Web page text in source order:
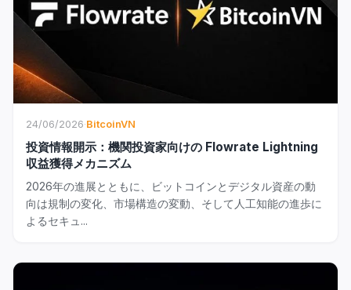
24/06/2026·BitcoinVN
投資情報開示：機関投資家向けの Flowrate Lightning
収益獲得メカニズム
2026年の進展とともに、ビットコインとデジタル資産の動
向は規制の変化、市場構造の変動、そして人工知能の進歩に
よるセキュ...